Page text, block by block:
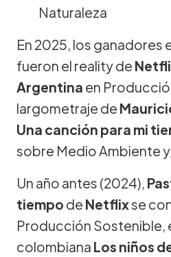
Naturaleza
En 2025, los ganadores
fueron el reality de
Argentina en
largometraje de
Una canción para mi
sobre Medio Ambiente
Un año antes (2024),
tiempo de Netflixse
Producción Sostenible,
colombiana Los niños